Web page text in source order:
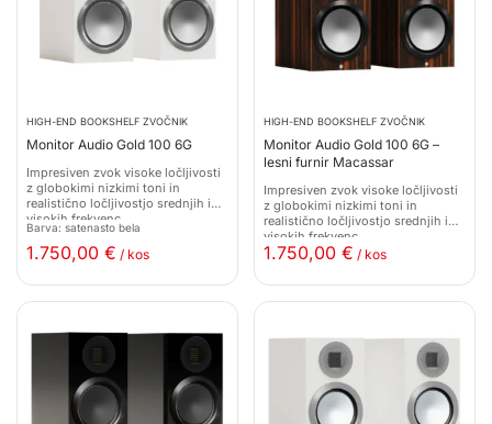
HIGH-END BOOKSHELF ZVOČNIK
Monitor Audio Gold 100 6G
Impresiven zvok visoke ločljivosti
z globokimi nizkimi toni in
realistično ločljivostjo srednjih in
visokih frekvenc.
Barva: satenasto bela
1.750,00 € / kos
HIGH-END BOOKSHELF ZVOČNIK
Monitor Audio Gold 100 6G –
lesni furnir Macassar
Impresiven zvok visoke ločljivosti
z globokimi nizkimi toni in
realistično ločljivostjo srednjih in
visokih frekvenc.
1.750,00 € / kos